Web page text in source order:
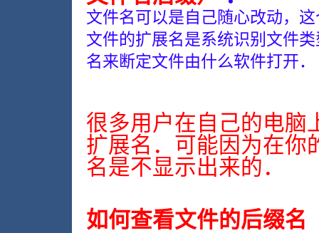
文件名可以是自己随心改动，
文件的扩展名是系统识别文件
名来断定文件由什么软件打开．
很多用户在自己的电脑
扩展名．可能因为在你
名是不显示出来的．
如何查看文件的后缀名